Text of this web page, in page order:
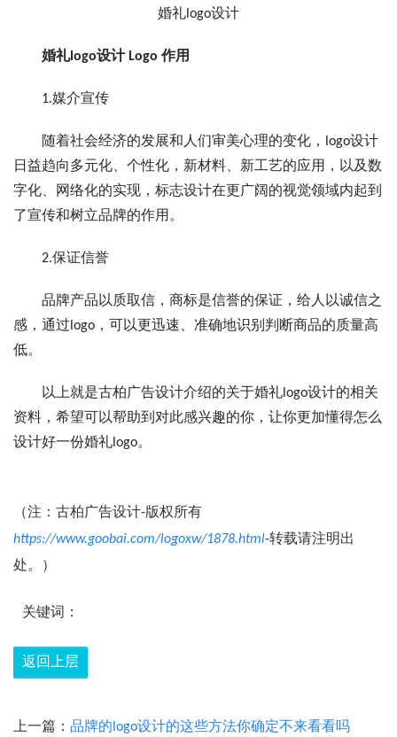
婚礼logo设计
婚礼logo设计 Logo 作用
1.媒介宣传
随着社会经济的发展和人们审美心理的变化，logo设计
日益趋向多元化、个性化，新材料、新工艺的应用，以及数
字化、网络化的实现，标志设计在更广阔的视觉领域内起到
了宣传和树立品牌的作用。
2.保证信誉
品牌产品以质取信，商标是信誉的保证，给人以诚信之
感，通过logo，可以更迅速、准确地识别判断商品的质量高
低。
以上就是古柏广告设计介绍的关于婚礼logo设计的相关
资料，希望可以帮助到对此感兴趣的你，让你更加懂得怎么
设计好一份婚礼logo。
（注：古柏广告设计-版权所有
https://www.goobai.com/logoxw/1878.html-转载请注明出
处。）
关键词：
返回上层
上一篇： 品牌的logo设计的这些方法你确定不来看看吗